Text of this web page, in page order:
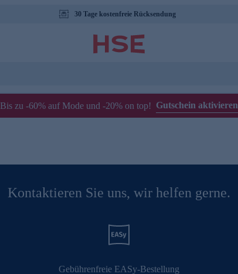
30 Tage kostenfreie Rücksendung
Bis zu -60% auf Mode und -20% on top! Gutschein aktivieren
Kontaktieren Sie uns, wir helfen gerne.
Gebührenfreie EASy-Bestellung